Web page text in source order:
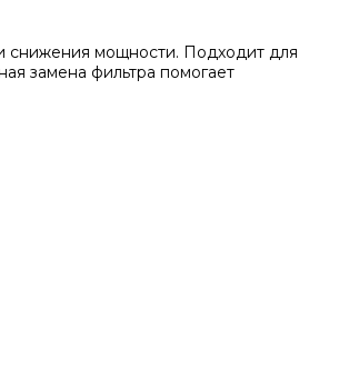
снижения мощности. Подходит для
замена фильтра помогает